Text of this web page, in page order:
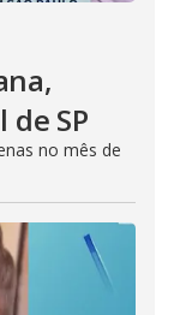
SP
no mês de